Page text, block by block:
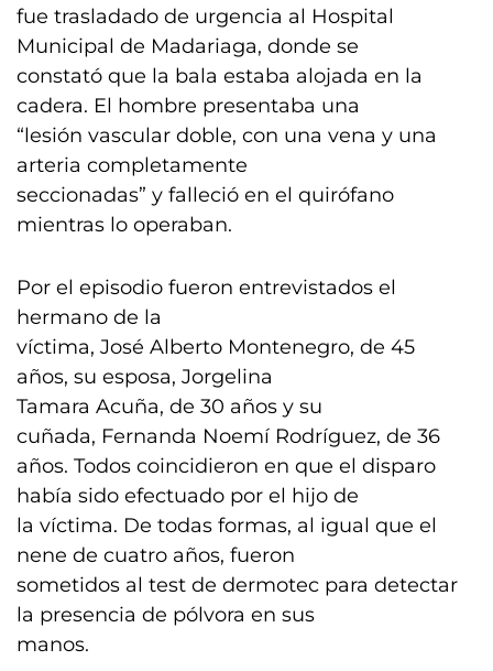
fue trasladado de urgencia al Hospital
Municipal de Madariaga, donde se
constató que la bala estaba alojada en la
cadera. El hombre presentaba una
“lesión vascular doble, con una vena y una
arteria completamente
seccionadas” y falleció en el quirófano
mientras lo operaban.
Por el episodio fueron entrevistados el
hermano de la
víctima, José Alberto Montenegro, de 45
años, su esposa, Jorgelina
Tamara Acuña, de 30 años y su
cuñada, Fernanda Noemí Rodríguez, de 36
años. Todos coincidieron en que el disparo
había sido efectuado por el hijo de
la víctima. De todas formas, al igual que el
nene de cuatro años, fueron
sometidos al test de dermotec para detectar
la presencia de pólvora en sus
manos.